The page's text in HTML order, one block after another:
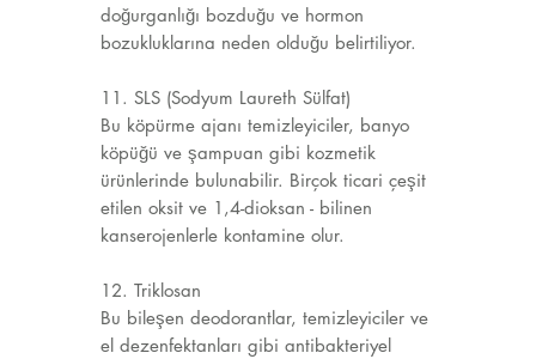
doğurganlığı bozduğu ve hormon
bozukluklarına neden olduğu belirtiliyor.
11. SLS (Sodyum Laureth Sülfat)
Bu köpürme ajanı temizleyiciler, banyo
köpüğü ve şampuan gibi kozmetik
ürünlerinde bulunabilir. Birçok ticari çeşit
etilen oksit ve 1,4-dioksan - bilinen
kanserojenlerle kontamine olur.
12. Triklosan
Bu bileşen deodorantlar, temizleyiciler ve
el dezenfektanları gibi antibakteriyel